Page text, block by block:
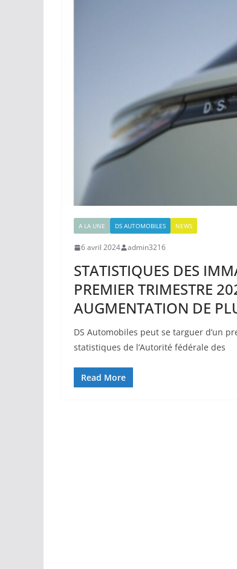
A LA UNE DS AUTOMOBILES NEWS
6 avril 2024 admin3216
STATISTIQUES DES
PREMIER TRIMESTRE
AUGMENTATION DE
DS Automobiles peut se targuer d’un
statistiques de l’Autorité fédérale des
Read More